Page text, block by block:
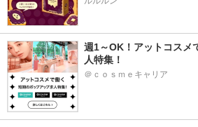
週1～OK！アットコス
人特集！
＠ｃｏｓｍｅキャリア